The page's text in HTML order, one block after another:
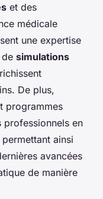
et des
médicale
une expertise
de simulations
De plus,
programmes
en
ainsi
avancées
de manière